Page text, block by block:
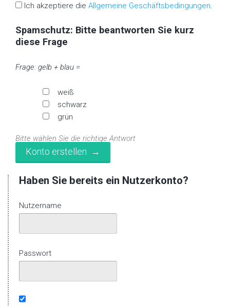
Ich akzeptiere die Allgemeine Geschäftsbedingungen
Spamschutz: Bitte beantworten Sie kurz
diese Frage
Frage: gelb + blau =
weiß
schwarz
grün
Bitte wählen Sie die richtige Antwort
Haben Sie bereits ein Nutzerkonto?
Nutzername
Passwort